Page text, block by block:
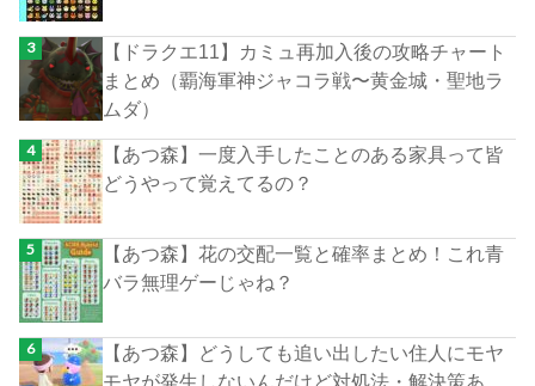
【ドラクエ11】カミュ再加入後の攻略チャート
まとめ（覇海軍神ジャコラ戦〜黄金城・聖地ラ
ムダ）
【あつ森】一度入手したことのある家具って皆
どうやって覚えてるの？
【あつ森】花の交配一覧と確率まとめ！これ青
バラ無理ゲーじゃね？
【あつ森】どうしても追い出したい住人にモヤ
モヤが発生しないんだけど対処法・解決策あ